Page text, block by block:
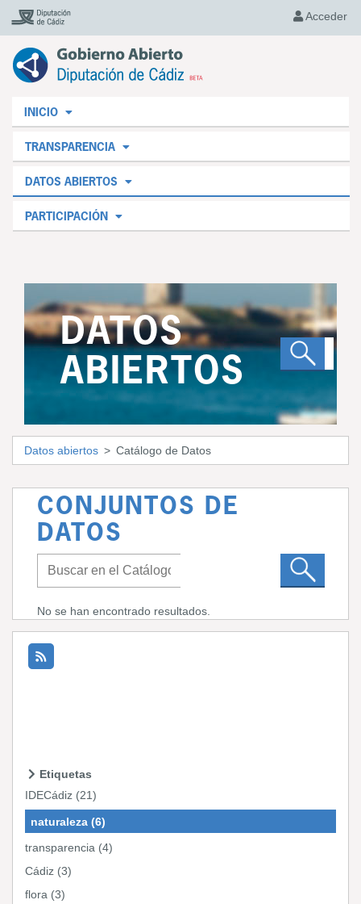
Acceder
INICIO
TRANSPARENCIA
DATOS ABIERTOS
PARTICIPACIÓN
DATOS
ABIERTOS
Datos abiertos Catálogo de Datos
CONJUNTOS DE
DATOS
No se han encontrado resultados.
Etiquetas
IDECádiz (21)
naturaleza (6)
transparencia (4)
Cádiz (3)
flora (3)